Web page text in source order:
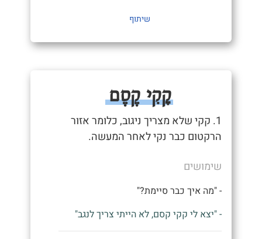
שיתוף
קָקִי קֶסֶם
1. קקי שלא מצריך ניגוב, כלומר אזור
הרקטום כבר נקי לאחר המעשה.
שימושים
- "מה איך כבר סיימת?"
- "יצא לי קקי קסם, לא הייתי צריך לנגב"